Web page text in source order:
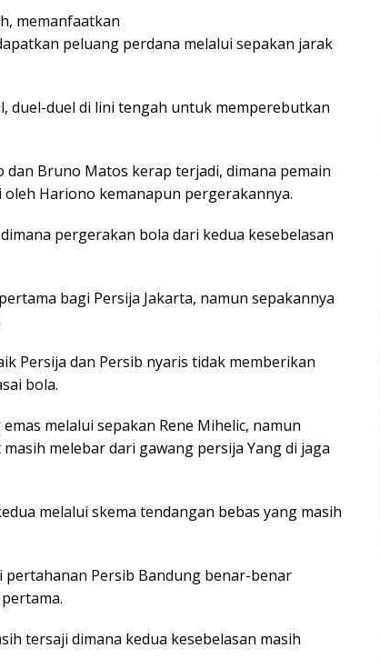
memanfaatkan
peluang perdana melalui sepakan jarak
duel-duel di lini tengah untuk memperebutkan
Bruno Matos kerap terjadi, dimana pemain
Hariono kemanapun pergerakannya.
pergerakan bola dari kedua kesebelasan
bagi Persija Jakarta, namun sepakannya
Persija dan Persib nyaris tidak memberikan
bola.
melalui sepakan Rene Mihelic, namun
melebar dari gawang persija Yang di jaga
melalui skema tendangan bebas yang masih
pertahanan Persib Bandung benar-benar
tersaji dimana kedua kesebelasan masih